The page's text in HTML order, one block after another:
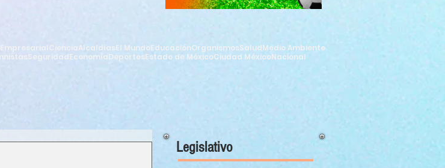
EmpresarialCienciaAlcaldíasEl MundoEducaciónOrganismosSaludMedio Ambiente
SeguridadEconomíaDeportesEstado de MéxicoCiudad MéxicoNacional
Legislativo